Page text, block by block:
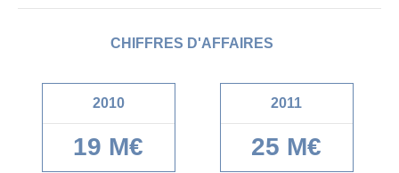
CHIFFRES D'AFFAIRES
2010
19 M€
2011
25 M€